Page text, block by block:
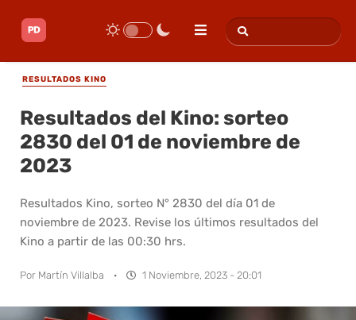
RESULTADOS KINO
Resultados del Kino: sorteo
2830 del 01 de noviembre de
2023
Resultados Kino, sorteo N° 2830 del día 01 de
noviembre de 2023. Revise los últimos resultados del
Kino a partir de las 00:30 hrs.
Por Martín Villalba · 1 Noviembre, 2023 - 20:01